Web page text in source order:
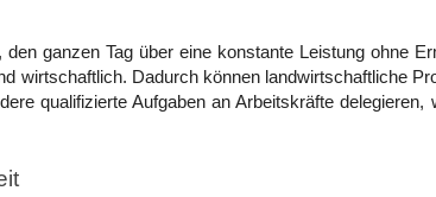
ganzen Tag über eine konstante Leistung ohne
wirtschaftlich. Dadurch können landwirtschaftliche
qualifizierte Aufgaben an Arbeitskräfte